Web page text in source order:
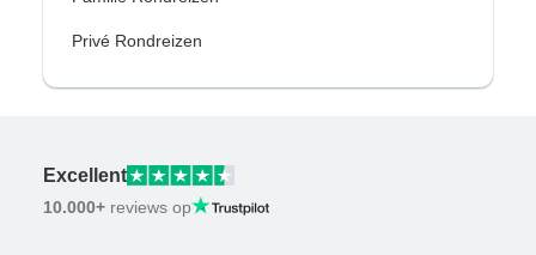
Privé Rondreizen
Excellent
10.000+ reviews op